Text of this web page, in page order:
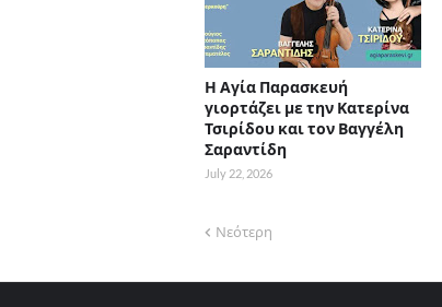
Η Αγία Παρασκευή
γιορτάζει με την Κατερίνα
Τσιρίδου και τον Βαγγέλη
Σαραντίδη
July 22, 2026
Νεότερη